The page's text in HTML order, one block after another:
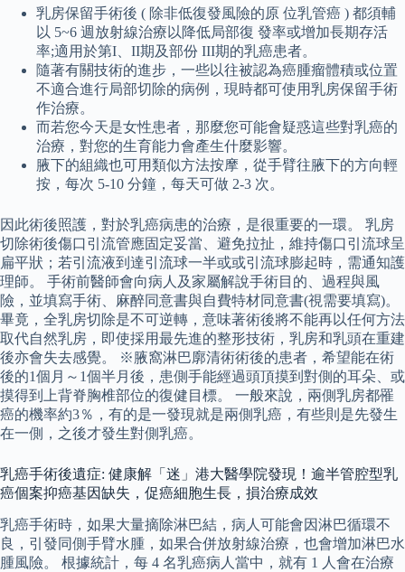
乳房保留手術後 ( 除非低復發風險的原 位乳管癌 ) 都須輔
以 5~6 週放射線治療以降低局部復 發率或增加長期存活
率;適用於第I、II期及部份 III期的乳癌患者。
隨著有關技術的進步，一些以往被認為癌腫瘤體積或位置
不適合進行局部切除的病例，現時都可使用乳房保留手術
作治療。
而若您今天是女性患者，那麼您可能會疑惑這些對乳癌的
治療，對您的生育能力會產生什麼影響。
腋下的組織也可用類似方法按摩，從手臂往腋下的方向輕
按，每次 5-10 分鐘，每天可做 2-3 次。
因此術後照護，對於乳癌病患的治療，是很重要的一環。 乳房
切除術後傷口引流管應固定妥當、避免拉扯，維持傷口引流球呈
扁平狀；若引流液到達引流球一半或或引流球膨起時，需通知護
理師。 手術前醫師會向病人及家屬解說手術目的、過程與風
險，並填寫手術、麻醉同意書與自費特材同意書(視需要填寫)。
畢竟，全乳房切除是不可逆轉，意味著術後將不能再以任何方法
取代自然乳房，即使採用最先進的整形技術，乳房和乳頭在重建
後亦會失去感覺。 ※腋窩淋巴廓清術術後的患者，希望能在術
後的1個月～1個半月後，患側手能經過頭頂摸到對側的耳朵、或
摸得到上背脊胸椎部位的復健目標。 一般來說，兩側乳房都罹
癌的機率約3％，有的是一發現就是兩側乳癌，有些則是先發生
在一側，之後才發生對側乳癌。
乳癌手術後遺症: 健康解「迷」港大醫學院發現！逾半管腔型乳
癌個案抑癌基因缺失，促癌細胞生長，損治療成效
乳癌手術時，如果大量摘除淋巴結，病人可能會因淋巴循環不
良，引發同側手臂水腫，如果合併放射線治療，也會增加淋巴水
腫風險。 根據統計，每 4 名乳癌病人當中，就有 1 人會在治療